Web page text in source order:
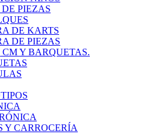
PIEZAS
DE KARTS
DE PIEZAS
Y BARQUETAS.
Y CARROCERÍA